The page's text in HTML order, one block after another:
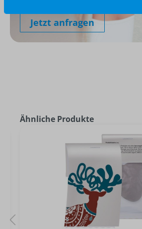
Jetzt anfragen
Ähnliche Produkte